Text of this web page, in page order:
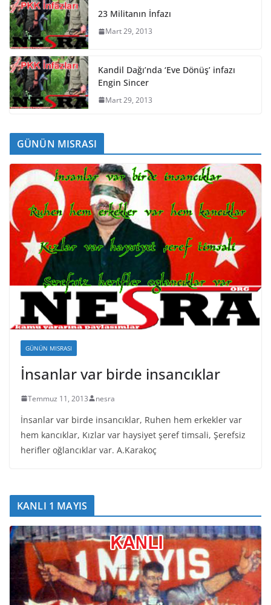
23 Militanın İnfazı
Mart 29, 2013
Kandil Dağı’nda ‘Eve Dönüş’ infazı
Engin Sincer
Mart 29, 2013
GÜNÜN MISRASI
GÜNÜN MISRASI
İnsanlar var birde insancıklar
Temmuz 11, 2013 nesra
İnsanlar var birde insancıklar, Ruhen hem erkekler var
hem kancıklar, Kızlar var haysiyet şeref timsali, Şerefsiz
herifler oğlancıklar var. A.Karakoç
KANLI 1 MAYIS